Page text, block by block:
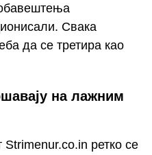
Свака
да се третира као
на лажним
Strimenur.co.in ретко се